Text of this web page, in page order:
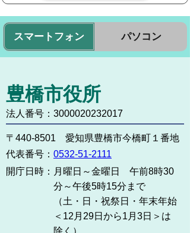
スマートフォン パソコン
豊橋市役所
法人番号：3000020232017
〒440-8501 愛知県豊橋市今橋町１番地
代表番号： 0532-51-2111
開庁日時： 月曜日～金曜日 午前8時30
分～午後5時15分まで
（土・日・祝祭日・年末年始
＜12月29日から1月3日＞は
除く）